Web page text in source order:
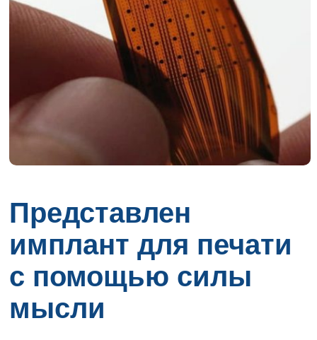
Представлен
имплант для печати
с помощью силы
мысли